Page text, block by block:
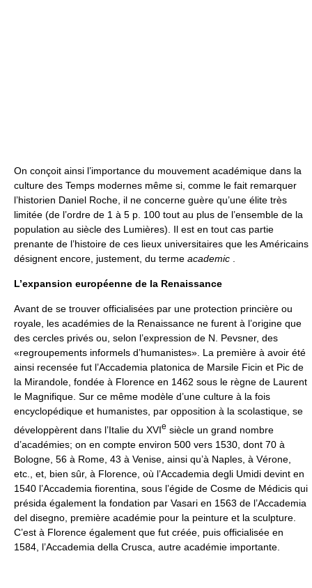
On conçoit ainsi l’importance du mouvement académique dans la
culture des Temps modernes même si, comme le fait remarquer
l’historien Daniel Roche, il ne concerne guère qu’une élite très
limitée (de l’ordre de 1 à 5 p. 100 tout au plus de l’ensemble de la
population au siècle des Lumières). Il est en tout cas partie
prenante de l’histoire de ces lieux universitaires que les Américains
désignent encore, justement, du terme academic
L’expansion européenne de la Renaissance
Avant de se trouver officialisées par une protection princière ou
royale, les académies de la Renaissance ne furent à l’origine que
des cercles privés ou, selon l’expression de N. Pevsner, des
«regroupements informels d’humanistes». La première à avoir été
ainsi recensée fut l’Accademia platonica de Marsile Ficin et Pic de
la Mirandole, fondée à Florence en 1462 sous le règne de Laurent
le Magnifique. Sur ce même modèle d’une culture à la fois
encyclopédique et humanistes, par opposition à la scolastique, se
développèrent dans l’Italie du XVIe siècle un grand nombre
d’académies; on en compte environ 500 vers 1530, dont 70 à
Bologne, 56 à Rome, 43 à Venise, ainsi qu’à Naples, à Vérone,
etc., et, bien sûr, à Florence, où l’Accademia degli Umidi devint en
1540 l’Accademia fiorentina, sous l’égide de Cosme de Médicis qui
présida également la fondation par Vasari en 1563 de l’Accademia
del disegno, première académie pour la peinture et la sculpture.
C’est à Florence également que fut créée, puis officialisée en
1584, l’Accademia della Crusca, autre académie importante.